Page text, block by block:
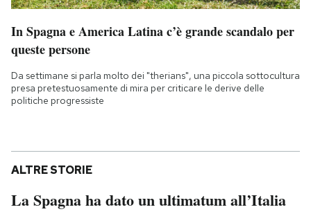
In Spagna e America Latina c’è grande scandalo per
queste persone
Da settimane si parla molto dei "therians", una piccola sottocultura
presa pretestuosamente di mira per criticare le derive delle
politiche progressiste
ALTRE STORIE
La Spagna ha dato un ultimatum all’Italia